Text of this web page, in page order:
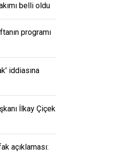
belli oldu
programı
iddiasına
İlkay Çiçek
açıklaması: